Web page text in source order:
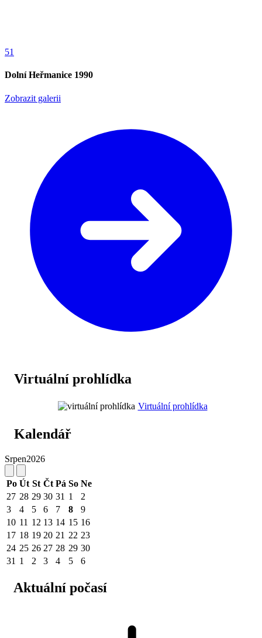
51
Dolní Heřmanice 1990
Zobrazit galerii
Virtuální prohlídka
Virtuální prohlídka
Kalendář
Srpen2026
Po Út St Čt Pá So Ne
27 28 29 30 31 1
2
3
4 5 6 7 8
9
10 11 12 13 14 15 16
17 18 19 20 21 22 23
24 25 26 27 28 29 30
31 1 2 3 4 5 6
Aktuální počasí